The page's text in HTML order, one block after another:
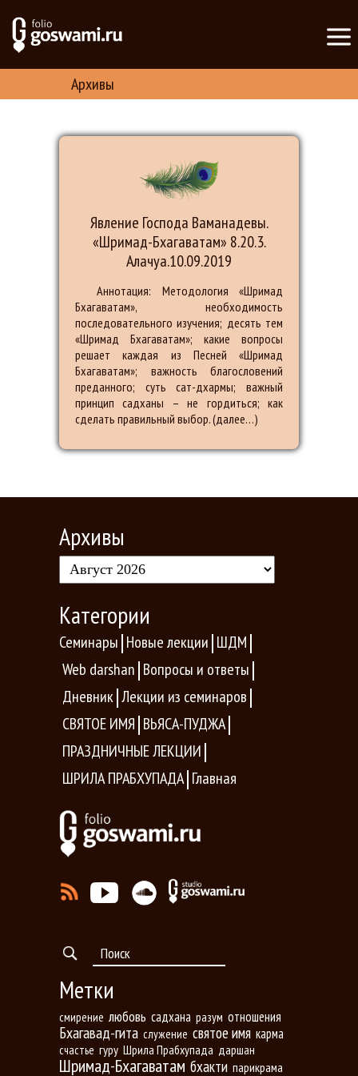
Архивы
Явление Господа Ваманадевы.
«Шримад-Бхагаватам» 8.20.3.
Алачуа.10.09.2019
Аннотация: Mетодология «Шримад
Бхагаватам», необходимость
последовательного изучения; десять тем
«Шримад Бхагаватам»; какие вопросы
решает каждая из Песней «Шримад
Бхагаватам»; важность благословений
преданного; суть сат-дхармы; важный
принцип садханы – не гордиться; как
сделать правильный выбор. (далее…)
Архивы
Категории
Семинары Новые лекции ШДМ
Web darshan Вопросы и ответы
Дневник Лекции из семинаров
СВЯТОЕ ИМЯ ВЬЯСА-ПУДЖА
ПРАЗДНИЧНЫЕ ЛЕКЦИИ
ШРИЛА ПРАБХУПАДА Главная
Метки
смирение любовь садхана разум отношения
Бхагавад-гита служение святое имя карма
счастье гуру Шрила Прабхупада даршан
Шримад-Бхагаватам бхакти парикрама